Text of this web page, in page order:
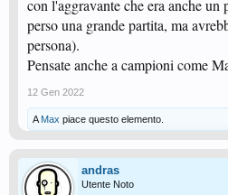
con l'aggravante che era anche un
perso una grande partita, ma
persona).
Pensate anche a campioni come
12 Gen 2022
A Max piace questo elemento.
andras
Utente Noto